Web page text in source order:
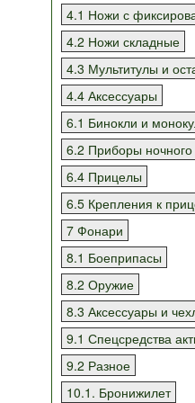
4.1 Ножи с
4.2 Ножи складные
4.3 Мультитулы и
4.4 Аксессуары
6.1 Бинокли и
6.2 Приборы
6.4 Прицелы
6.5 Крепления к
7 Фонари
8.1 Боеприпасы
8.2 Оружие
8.3 Аксессуары и
9.1 Спецсредства
9.2 Разное
10.1. Бронижилет